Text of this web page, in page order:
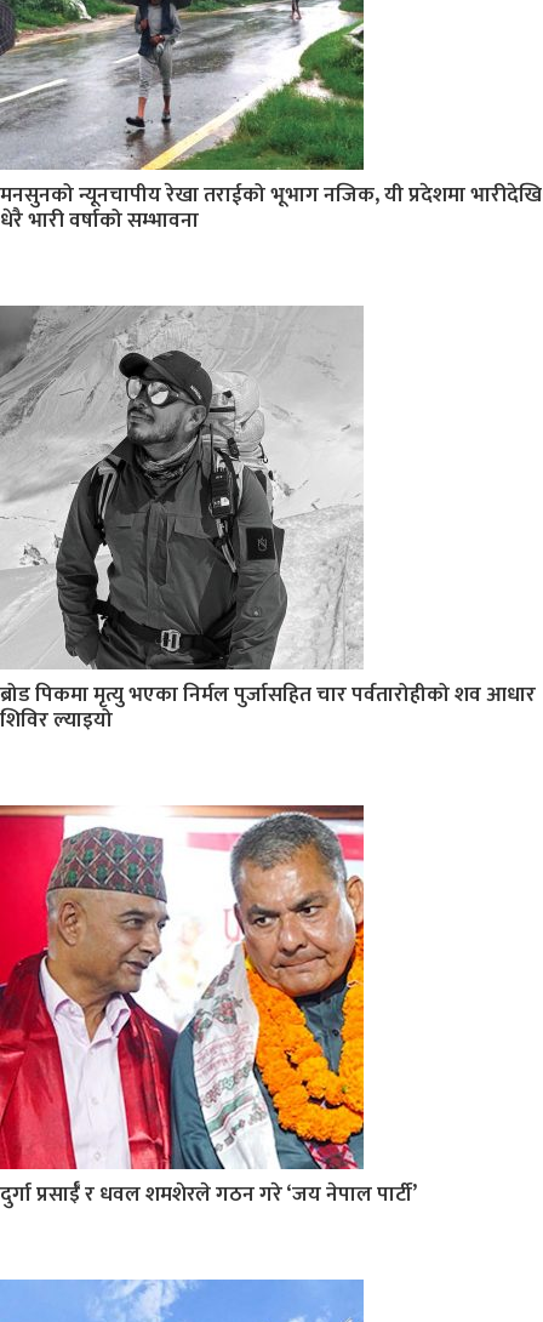
मनसुनको न्यूनचापीय रेखा तराईको भूभाग नजिक, यी प्रदेशमा भारीदेखि
धेरै भारी वर्षाको सम्भावना
ब्रोड पिकमा मृत्यु भएका निर्मल पुर्जासहित चार पर्वतारोहीको शव आधार
शिविर ल्याइयो
दुर्गा प्रसाईँ र धवल शमशेरले गठन गरे ‘जय नेपाल पार्टी’